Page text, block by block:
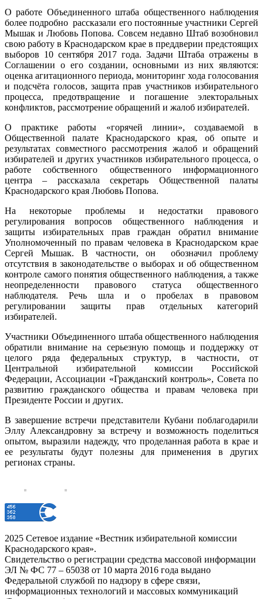
О работе Объединенного штаба общественного наблюдения
более подробно рассказали его постоянные участники Сергей
Мышак и Любовь Попова. Совсем недавно Штаб возобновил
свою работу в Краснодарском крае в преддверии предстоящих
выборов 10 сентября 2017 года. Задачи Штаба отражены в
Соглашении о его создании, основными из них являются:
оценка агитационного периода, мониторинг хода голосования
и подсчёта голосов, защита прав участников избирательного
процесса, предотвращение и погашение электоральных
конфликтов, рассмотрение обращений и жалоб избирателей.
О практике работы «горячей линии», создаваемой в
Общественной палате Краснодарского края, об опыте и
результатах совместного рассмотрения жалоб и обращений
избирателей и других участников избирательного процесса, о
работе собственного общественного информационного
центра – рассказала секретарь Общественной палаты
Краснодарского края Любовь Попова.
На некоторые проблемы и недостатки правового
регулирования вопросов общественного наблюдения и
защиты избирательных прав граждан обратил внимание
Уполномоченный по правам человека в Краснодарском крае
Сергей Мышак. В частности, он обозначил проблему
отсутствия в законодательстве о выборах и об общественном
контроле самого понятия общественного наблюдения, а также
неопределенности правового статуса общественного
наблюдателя. Речь шла и о пробелах в правовом
регулировании защиты прав отдельных категорий
избирателей.
Участники Объединенного штаба общественного наблюдения
обратили внимание на серьезную помощь и поддержку от
целого ряда федеральных структур, в частности, от
Центральной избирательной комиссии Российской
Федерации, Ассоциации «Гражданский контроль», Совета по
развитию гражданского общества и правам человека при
Президенте России и других.
В завершение встречи представители Кубани поблагодарили
Эллу Александровну за встречу и возможность поделиться
опытом, выразили надежду, что проделанная работа в крае и
ее результаты будут полезны для применения в других
регионах страны.
2025 Сетевое издание «Вестник избирательной комиссии
Краснодарского края».
Свидетельство о регистрации средства массовой информации
ЭЛ № ФС 77 – 65038 от 10 марта 2016 года выдано
Федеральной службой по надзору в сфере связи,
информационных технологий и массовых коммуникаций